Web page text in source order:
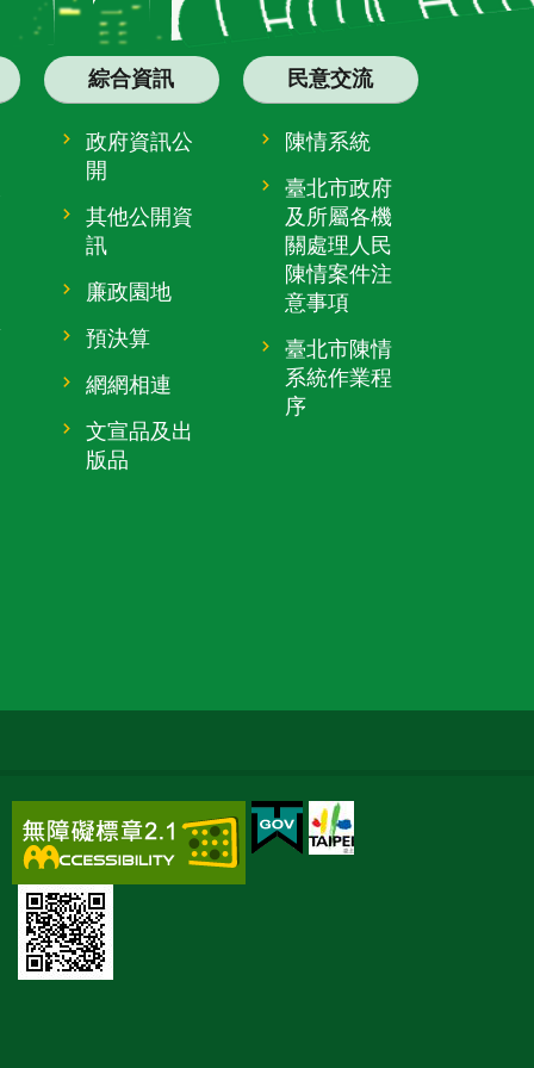
綜合資訊
政府資訊公
開
其他公開資
訊
廉政園地
預決算
網網相連
文宣品及出
版品
民意交流
陳情系統
臺北市政府
及所屬各機
關處理人民
陳情案件注
意事項
臺北市陳情
系統作業程
序